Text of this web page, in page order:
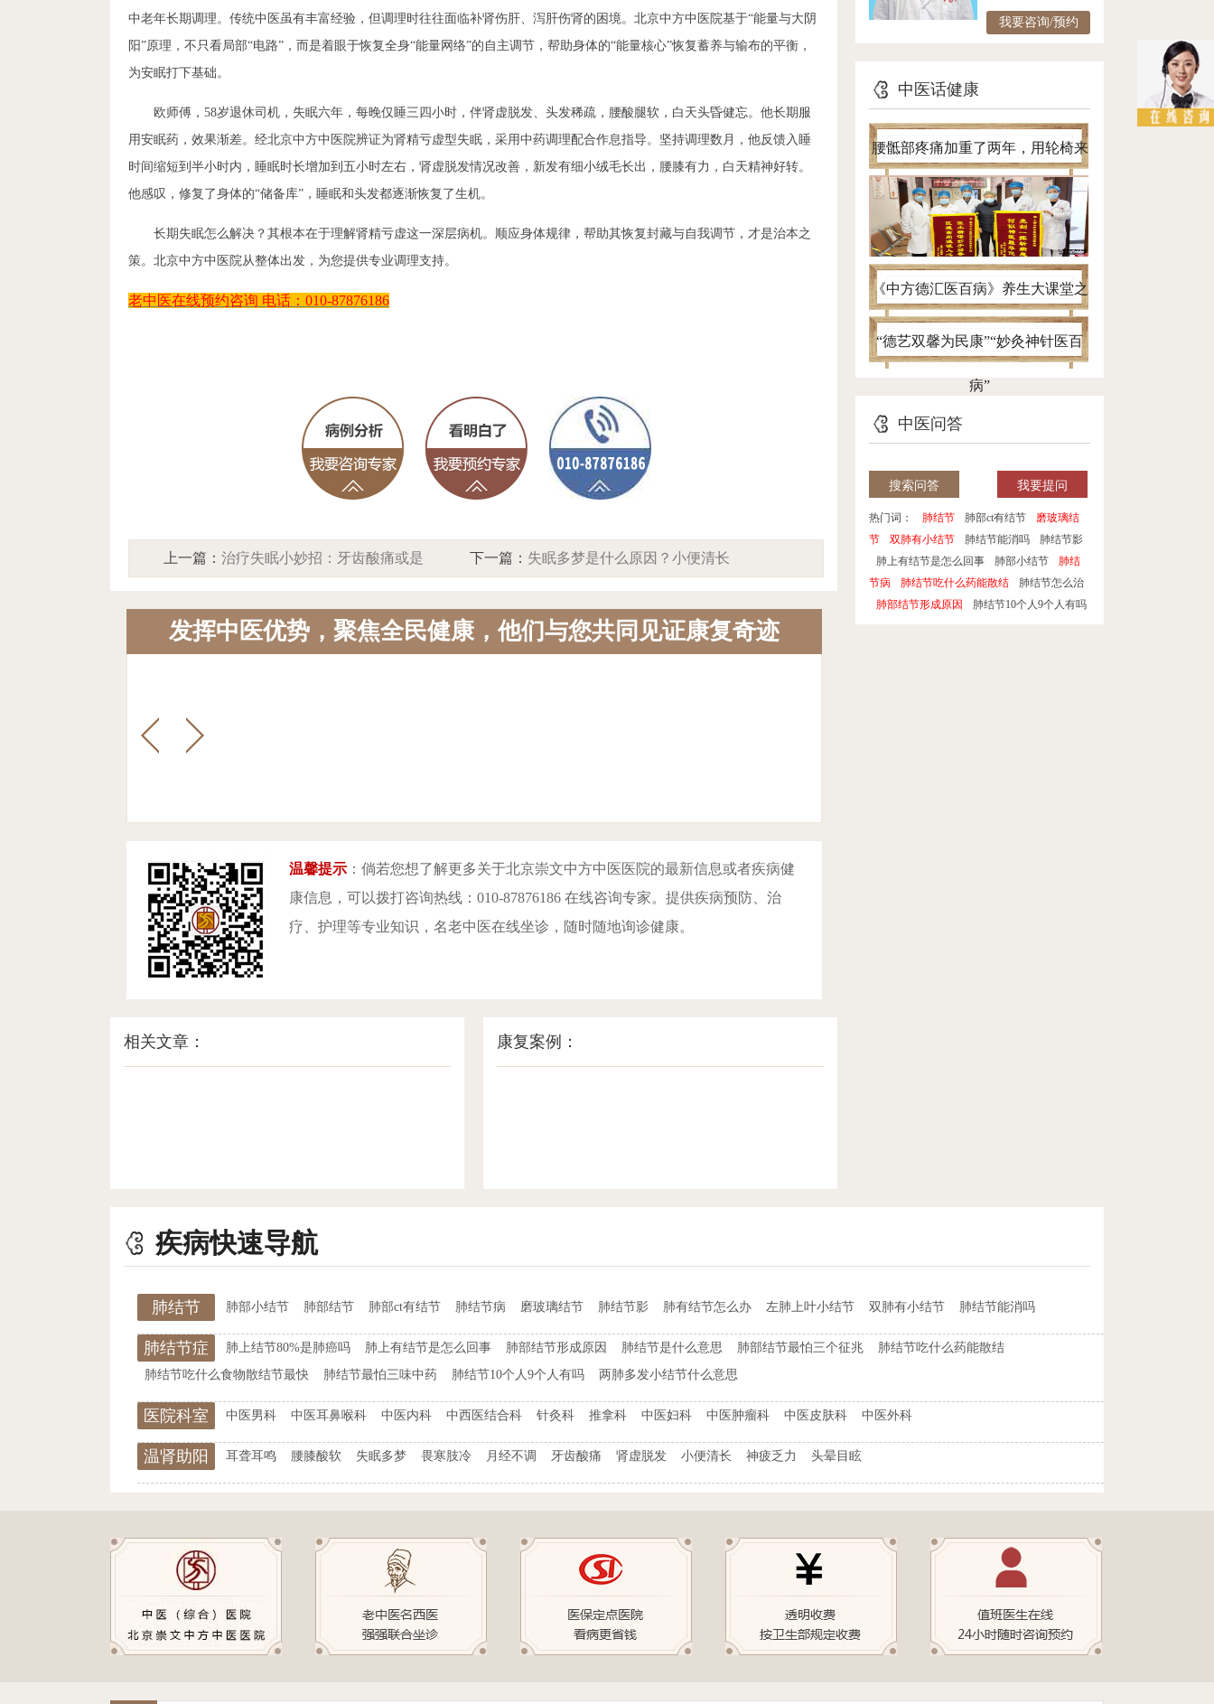
中老年长期调理。传统中医虽有丰富经验，但调理时往往面临补肾伤肝、泻肝伤肾的困境。北京中方中医院基于“能量与大阴
阳”原理，不只看局部“电路”，而是着眼于恢复全身“能量网络”的自主调节，帮助身体的“能量核心”恢复蓄养与输布的平衡，
为安眠打下基础。
欧师傅，58岁退休司机，失眠六年，每晚仅睡三四小时，伴肾虚脱发、头发稀疏，腰酸腿软，白天头昏健忘。他长期服
用安眠药，效果渐差。经北京中方中医院辨证为肾精亏虚型失眠，采用中药调理配合作息指导。坚持调理数月，他反馈入睡
时间缩短到半小时内，睡眠时长增加到五小时左右，肾虚脱发情况改善，新发有细小绒毛长出，腰膝有力，白天精神好转。
他感叹，修复了身体的“储备库”，睡眠和头发都逐渐恢复了生机。
长期失眠怎么解决？其根本在于理解肾精亏虚这一深层病机。顺应身体规律，帮助其恢复封藏与自我调节，才是治本之
策。北京中方中医院从整体出发，为您提供专业调理支持。
老中医在线预约咨询 电话： 010-87876186
上一篇：治疗失眠小妙招：牙齿酸痛或是
根基
下一篇： 失眠多梦是什么原因？小便清长
发挥中医优势，聚焦全民健康，他们与您共同见证康复奇迹
温馨提示：倘若您想了解更多关于北京崇文中方中医医院的最新信息或者疾病健
康信息，可以拨打咨询热线：010-87876186 在线咨询专家。提供疾病预防、治
疗、护理等专业知识，名老中医在线坐诊，随时随地询诊健康。
相关文章： 康复案例：
我要咨询/预约
中医话健康
腰骶部疼痛加重了两年，用轮椅来
看病，针灸一个半月自己进病房
《中方德汇医百病》养生大课堂之
带您认清腰椎间盘突出真面目
“德艺双馨为民康”“妙灸神针医百
病”
中医问答
热门词： 肺结节 肺部ct有结节
磨玻璃结
节
双肺有小结节 肺结节能消吗
肺结节影
肺上有结节是怎么回事
肺部小结节
肺结
节病
肺结节吃什么药能散结
肺结节怎么治
肺部结节形成原因
肺结节10个人9个人有吗
疾病快速导航
肺结节 肺部小结节 肺部结节 肺部ct有结节 肺结节病 磨玻璃结节 肺结节影 肺有结节怎么办 左肺上叶小结节 双肺有小结节 肺结节能消吗
肺结节症
状
肺上结节80%是肺癌吗 肺上有结节是怎么回事 肺部结节形成原因 肺结节是什么意思 肺部结节最怕三个征兆
肺结节吃什么药能散结
肺结节吃什么食物散结节最快
肺结节最怕三味中药 肺结节10个人9个人有吗 两肺多发小结节什么意思
医院科室 中医男科 中医耳鼻喉科 中医内科 中西医结合科 针灸科 推拿科 中医妇科 中医肿瘤科 中医皮肤科 中医外科
温肾助阳 耳聋耳鸣 腰膝酸软 失眠多梦 畏寒肢冷 月经不调 牙齿酸痛 肾虚脱发 小便清长 神疲乏力 头晕目眩